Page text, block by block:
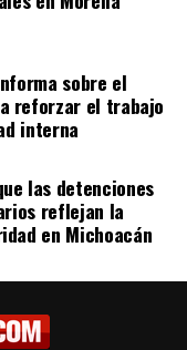
Desconocido
mejores
de Michoacán
sobre el
reforzar el trabajo
interna
las detenciones
reflejan la
en Michoacán